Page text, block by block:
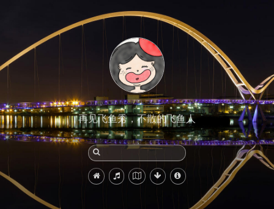
再见飞鱼秀，不散的飞鱼人